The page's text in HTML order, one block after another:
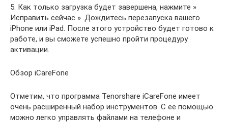
5. Как только загрузка будет завершена, нажмите »
Исправить сейчас » .Дождитесь перезапуска вашего
iPhone или iPad. После этого устройство будет готово к
работе, и вы сможете успешно пройти процедуру
активации.
Обзор iCareFone
Отметим, что программа Tenorshare iCareFone имеет
очень расширенный набор инструментов. С ее помощью
можно легко управлять файлами на телефоне и